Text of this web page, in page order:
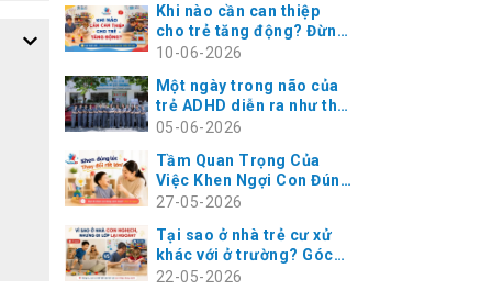
Khi nào cần can thiệp
cho trẻ tăng động? Đừng
đợi đến khi vào lớp 1
10-06-2026
Một ngày trong não của
trẻ ADHD diễn ra như thế
nào? – Góc nhìn từ
biệt
05-06-2026
Tầm Quan Trọng Của
Việc Khen Ngợi Con Đúng
Lúc – Chìa Khóa Vàng
Chậm Nói, Tự Kỷ, ADHD
27-05-2026
Tại sao ở nhà trẻ cư xử
khác với ở trường? Góc
nhìn chuyên gia can thiệp
22-05-2026